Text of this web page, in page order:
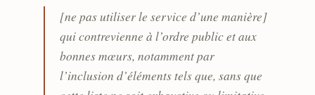
[ne pas utiliser le service d’une manière]
qui contrevienne à l’ordre public et aux
bonnes mœurs, notamment par
l’inclusion d’éléments tels que, sans que